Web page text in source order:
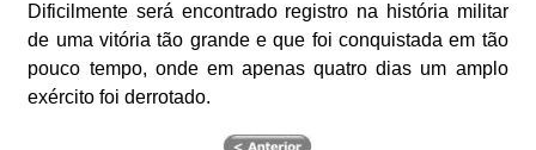
Dificilmente será encontrado registro na história militar
de uma vitória tão grande e que foi conquistada em tão
pouco tempo, onde em apenas quatro dias um amplo
exército foi derrotado.